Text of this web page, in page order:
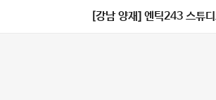
[강남 양재] 엔틱243 스튜